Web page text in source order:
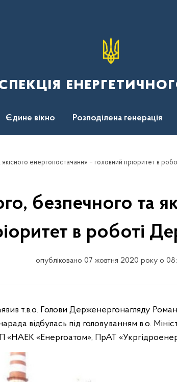
Єдине вікно Розподілена генерація
енергопостачання – головний пріоритет в
безпечного та
в роботі
опубліковано 07 жовтня 2020 року о
відбулась під головуванням в.о.
«НАЕК «Енергоатом», ПрАТ